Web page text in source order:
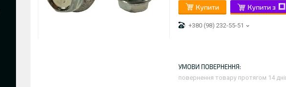
Купити Купити з
+380 (98) 232-55-51
повернення товару протягом 14